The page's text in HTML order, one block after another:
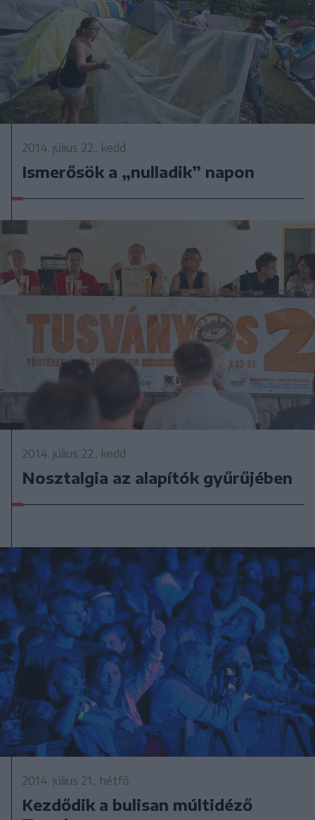
2014. július 22., kedd
Ismerősök a „nulladik” napon
2014. július 22., kedd
Nosztalgia az alapítók gyűrűjében
2014. július 21., hétfő
Kezdődik a bulisan múltidéző